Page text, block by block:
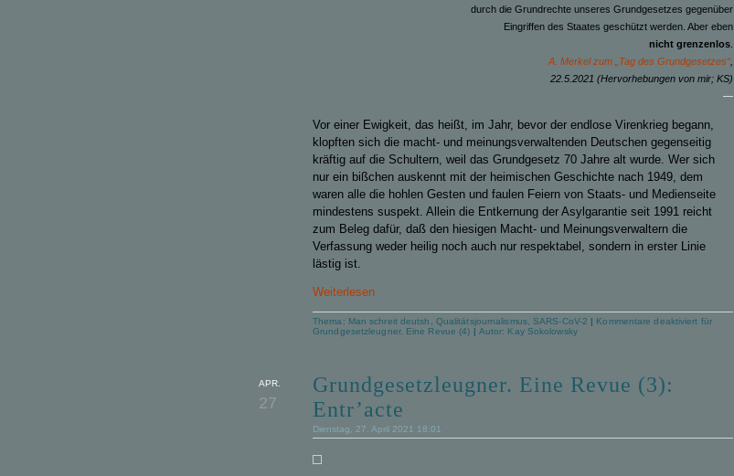
durch die Grundrechte unseres Grundgesetzes gegenüber
Eingriffen des Staates geschützt werden. Aber eben
nicht grenzenlos
A. Merkel zum „Tag des Grundgesetzes“
22.5.2021 (Hervorhebungen von mir; KS)
—
Vor einer Ewigkeit, das heißt, im Jahr, bevor der endlose Virenkrieg begann,
klopften sich die macht- und meinungsverwaltenden Deutschen gegenseitig
kräftig auf die Schultern, weil das Grundgesetz 70 Jahre alt wurde. Wer sich
nur ein bißchen auskennt mit der heimischen Geschichte nach 1949, dem
waren alle die hohlen Gesten und faulen Feiern von Staats- und Medienseite
mindestens suspekt. Allein die Entkernung der Asylgarantie seit 1991 reicht
zum Beleg dafür, daß den hiesigen Macht- und Meinungsverwaltern die
Verfassung weder heilig noch auch nur respektabel, sondern in erster Linie
lästig ist.
Weiterlesen
Thema: Man schreit deutsh Qualitätsjournalismus,SARS-CoV-2 | Kommentare deaktiviert für
Grundgesetzleugner. Eine Revue (4) | Autor: Kay Sokolowsky
APR.
27
Grundgesetzleugner. Eine Revue (3):
Entr’acte
Dienstag, 27. April 2021 18:01